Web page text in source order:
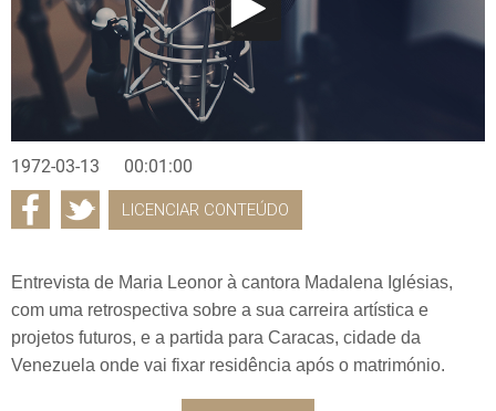
1972-03-13 00:01:00
LICENCIAR CONTEÚDO
Entrevista de Maria Leonor à cantora Madalena Iglésias,
com uma retrospectiva sobre a sua carreira artística e
projetos futuros, e a partida para Caracas, cidade da
Venezuela onde vai fixar residência após o matrimónio.